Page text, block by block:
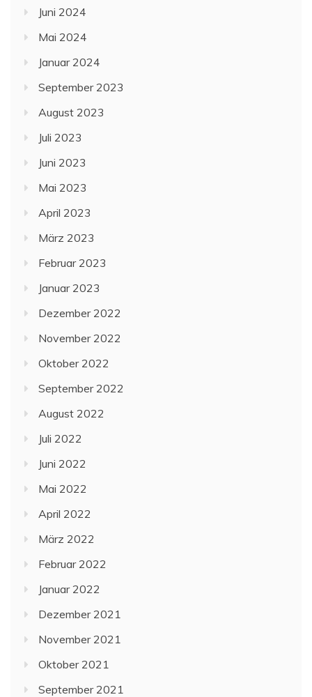
Juni 2024
Mai 2024
Januar 2024
September 2023
August 2023
Juli 2023
Juni 2023
Mai 2023
April 2023
März 2023
Februar 2023
Januar 2023
Dezember 2022
November 2022
Oktober 2022
September 2022
August 2022
Juli 2022
Juni 2022
Mai 2022
April 2022
März 2022
Februar 2022
Januar 2022
Dezember 2021
November 2021
Oktober 2021
September 2021